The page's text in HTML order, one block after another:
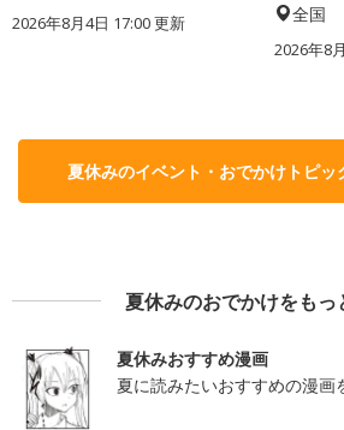
2026年8月4日 17:00更新 全国
2026年8
夏休みのイベント・おでかけトピッ
夏休みのおでかけをもっ
夏休みおすすめ漫画
夏に読みたいおすすめの漫画